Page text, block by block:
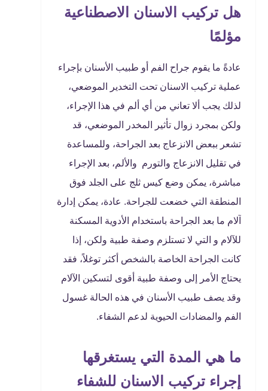
هل تركيب الاسنان الاصطناعية
مؤلمًا
عادةً ما يقوم جراح الفم أو طبيب الأسنان بإجراء
عملية تركيب الاسنان تحت التخدير الموضعي،
لذلك يجب ألا تعاني من أي ألم في هذا الإجراء،
ولكن بمجرد زوال تأثير المخدر الموضعي، قد
تشعر ببعض الانزعاج بعد الجراحة، وللمساعدة
في تقليل الانزعاج والتورم والألم، بعد الإجراء
مباشرة، يمكن وضع كيس ثلج على الجلد فوق
المنطقة التي خضعت للجراحة. عادة، يمكن إدارة
آلام ما بعد الجراحة باستخدام الأدوية المسكنة
للآلام و التي لا تستلزم وصفة طبية ولكن، إذا
كانت الجراحة الخاصة بالشخص أكثر توغلاً، فقد
يحتاج الأمر إلى وصفة طبية أقوى لتسكين الآلام
وقد يصف طبيب الأسنان في هذه الحالة غسول
الفم والمضادات الحيوية لدعم الشفاء.
ما هي المدة التي يستغرقها
إجراء تركيب الاسنان للشفاء